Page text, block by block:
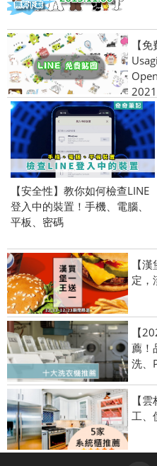
【
【安全性】教你如何檢查LINE
登入中的裝置！手機、電腦、
平板、密碼
【
定，
【
薦！
洗、
【
工、